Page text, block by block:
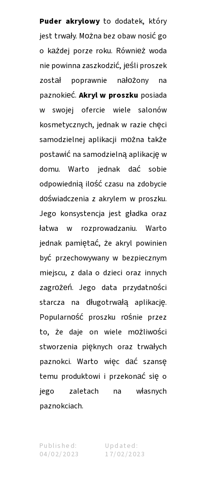
Puder akrylowyto dodatek, który
jest trwały. Można bez obaw nosić go
o każdej porze roku. Również woda
nie powinna zaszkodzić, jeśli proszek
został poprawnie nałożony na
paznokieć. Akryl w proszku posiada
w swojej ofercie wiele salonów
kosmetycznych, jednak w razie chęci
samodzielnej aplikacji można także
postawić na samodzielną aplikację w
domu. Warto jednak dać sobie
odpowiednią ilość czasu na zdobycie
doświadczenia z akrylem w proszku.
Jego konsystencja jest gładka oraz
łatwa w rozprowadzaniu. Warto
jednak pamiętać, że akryl powinien
być przechowywany w bezpiecznym
miejscu, z dala o dzieci oraz innych
zagrożeń. Jego data przydatności
starcza na długotrwałą aplikację.
Popularność proszku rośnie przez
to, że daje on wiele możliwości
stworzenia pięknych oraz trwałych
paznokci. Warto więc dać szansę
temu produktowi i przekonać się o
jego zaletach na własnych
paznokciach.
Published:
04/02/2023
Updated:
17/02/2023